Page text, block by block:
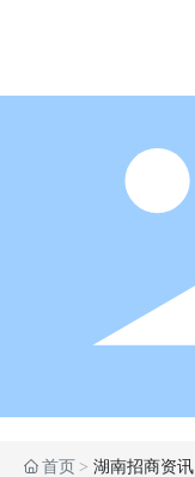
项目合作
党建专区
首页 湖南招商资讯